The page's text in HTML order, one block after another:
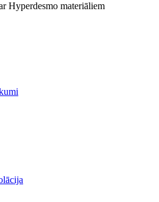
Hyperdesmo materiāliem